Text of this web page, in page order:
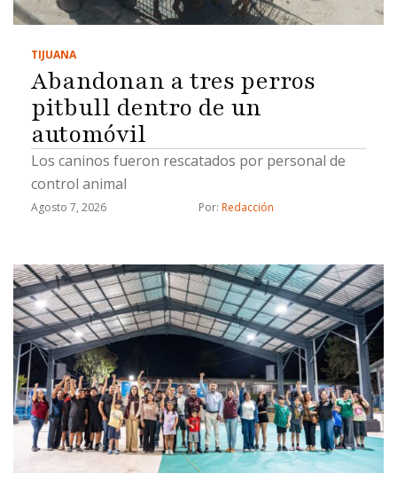
varios grupos y tentáculos que maneja el cártel
detenidos por estos hechos y las investigaciones
…
TIJUANA
Abandonan a tres perros
pitbull dentro de un
automóvil
Los caninos fueron rescatados por personal de
control animal
Agosto 7, 2026 Por: Redacción